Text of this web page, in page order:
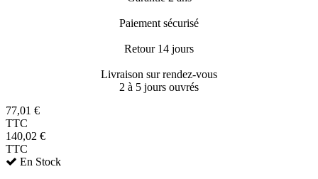
Paiement sécurisé
Retour 14 jours
Livraison sur rendez-vous
2 à 5 jours ouvrés
77,01 €
TTC
140,02 €
TTC
En Stock